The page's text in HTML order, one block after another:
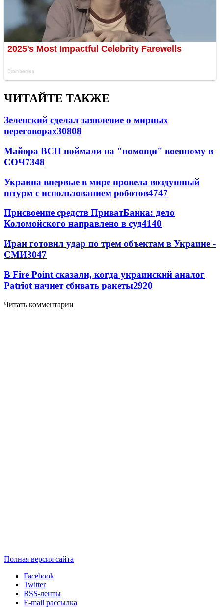
ЧИТАЙТЕ ТАКЖЕ
Зеленский сделал заявление о мирных
переговорах30808
Майора ВСП поймали на "помощи" военному в
СОЧ7348
Украина впервые в мире провела воздушный
штурм с использованием роботов4747
Присвоение средств ПриватБанка: дело
Коломойского направлено в суд4140
Иран готовил удар по трем объектам в Украине -
СМИ3047
В Fire Point сказали, когда украинский аналог
Patriot начнет сбивать ракеты2920
Читать комментарии
Полная версия сайта
Facebook
Twitter
RSS-ленты
E-mail рассылка